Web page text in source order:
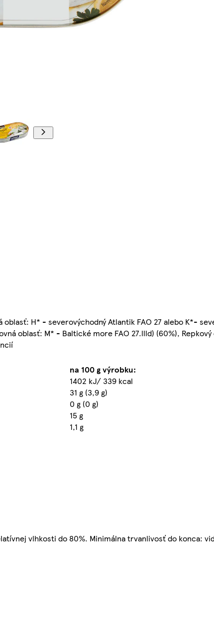
H* - severovýchodný Atlantik FAO 27 alebo K*-
oblasť: M* - Baltické more FAO 27.llld) (60%),
na 100 g výrobku:
1402 kJ/ 339 kcal
31 g (3,9 g)
0 g (0 g)
15 g
1,1 g
vlhkosti do 80%. Minimálna trvanlivosť do konca: